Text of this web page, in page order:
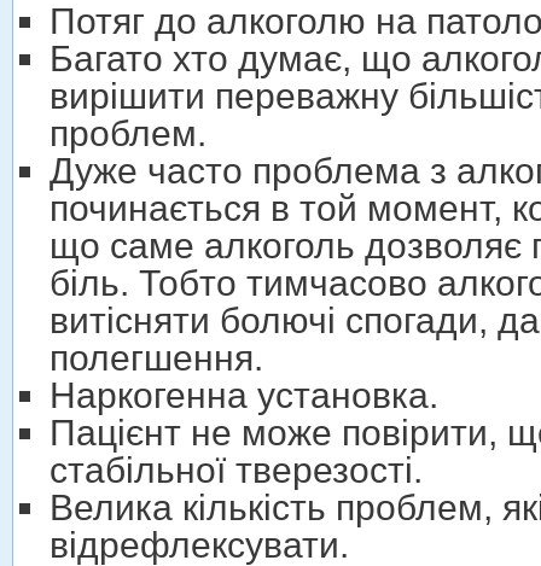
Потяг до алкоголю на
Багато хто думає, що
вирішити переважну
проблем.
Дуже часто проблема з
починається в той момент,
що саме алкоголь дозволяє
біль. Тобто тимчасово
витісняти болючі спогади,
полегшення.
Наркогенна установка.
Пацієнт не може повірити,
стабільної тверезості.
Велика кількість проблем,
відрефлексувати.